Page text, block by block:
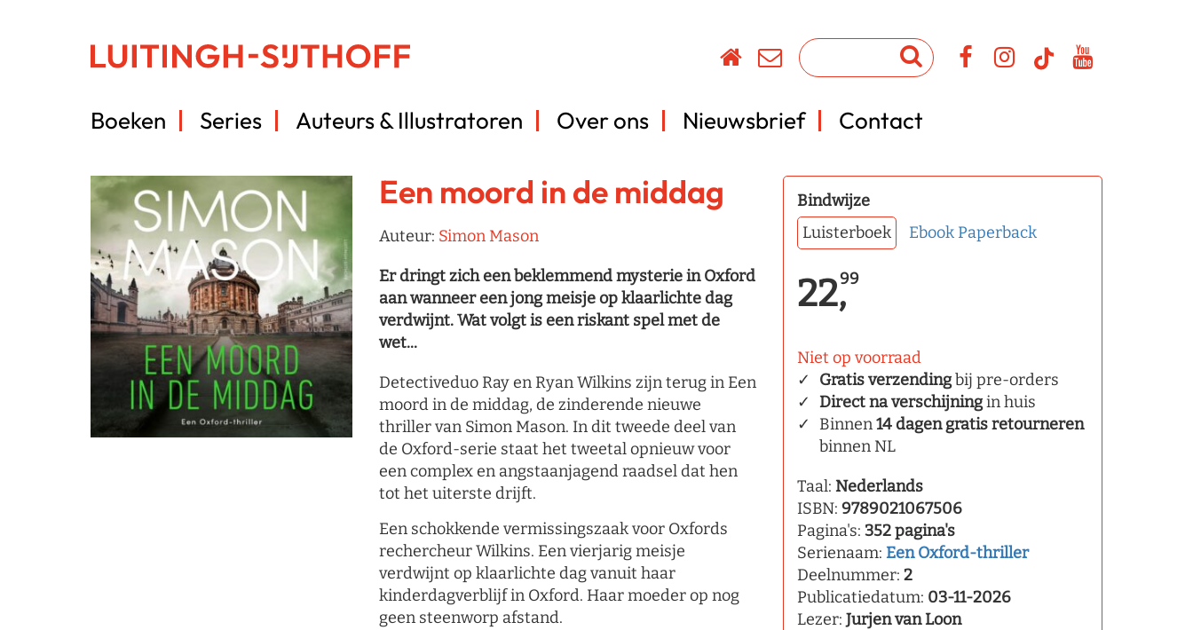
Boeken Series Auteurs & Illustratoren Over ons Nieuwsbrief Contact
Een moord in de middag
Auteur: Simon Mason
Er dringt zich een beklemmend mysterie in Oxford
aan wanneer een jong meisje op klaarlichte dag
verdwijnt. Wat volgt is een riskant spel met de
wet...
Detectiveduo Ray en Ryan Wilkins zijn terug in Een
moord in de middag, de zinderende nieuwe
thriller van Simon Mason. In dit tweede deel van
de Oxford-serie staat het tweetal opnieuw voor
een complex en angstaanjagend raadsel dat hen
tot het uiterste drijft.
Een schokkende vermissingszaak voor Oxfords
rechercheur Wilkins. Een vierjarig meisje
verdwijnt op klaarlichte dag vanuit haar
kinderdagverblijf in Oxford. Haar moeder op nog
geen steenworp afstand.
Bindwijze
Luisterboek
Ebook Paperback
22,99
Niet op voorraad
Gratis verzendingbij pre-orders
Direct na verschijningin huis
Binnen14 dagen gratis retourneren
binnen NL
Taal: Nederlands
ISBN: 9789021067506
Pagina's: 352 pagina's
Serienaam: Een Oxford-thriller
Deelnummer: 2
Publicatiedatum: 03-11-2026
Lezer: Jurjen van Loon